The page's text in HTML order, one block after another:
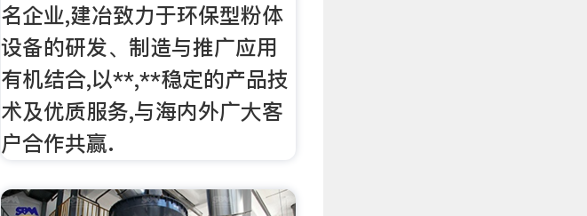
名企业,建冶致力于环保型粉体
设备的研发、制造与推广应用
有机结合,以**,**稳定的产品技
术及优质服务,与海内外广大客
户合作共赢.